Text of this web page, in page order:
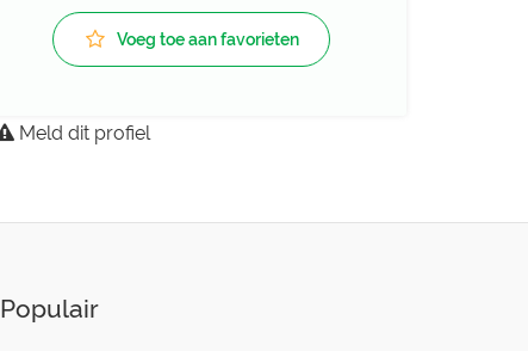
Voeg toe aan favorieten
Meld dit profiel
Populair